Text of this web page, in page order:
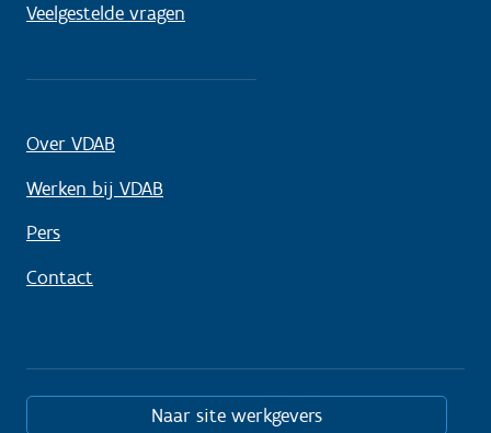
Veelgestelde vragen
Over VDAB
Werken bij VDAB
Pers
Contact
Naar site werkgevers